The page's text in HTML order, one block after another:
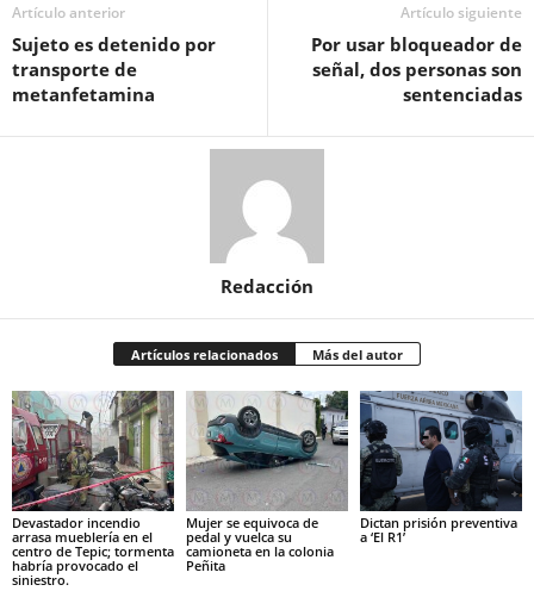
Artículo anterior
Sujeto es detenido por
transporte de
metanfetamina
Artículo siguiente
Por usar bloqueador de
señal, dos personas son
sentenciadas
Redacción
Artículos relacionados Más del autor
Devastador incendio
arrasa mueblería en el
centro de Tepic; tormenta
habría provocado el
siniestro.
Mujer se equivoca de
pedal y vuelca su
camioneta en la colonia
Peñita
Dictan prisión preventiva
a ‘El R1’